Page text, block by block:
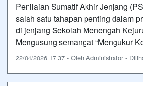
Penilaian Sumatif Akhir Jenjang
salah satu tahapan penting dalam
di jenjang Sekolah Menengah
Mengusung semangat “Mengukur
22/04/2026 17:37 - Oleh Administrator -